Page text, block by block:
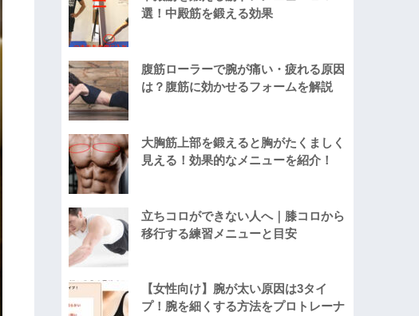
選！中殿筋を鍛える効果
腹筋ローラーで腕が痛い・疲れる原因
は？腹筋に効かせるフォームを解説
大胸筋上部を鍛えると胸がたくましく
見える！効果的なメニューを紹介！
立ちコロができない人へ｜膝コロから
移行する練習メニューと目安
【女性向け】腕が太い原因は3タイ
プ！腕を細くする方法をプロトレーナ